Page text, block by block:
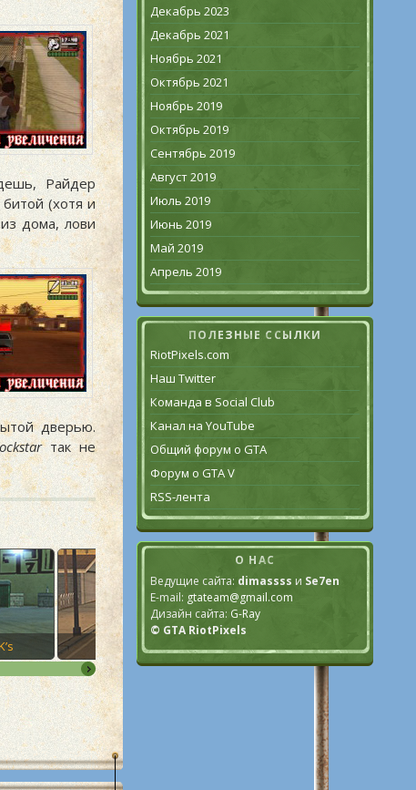
Райдер
(хотя и
дома, лови
дверью.
так не
8. Drive-By 9. Sweet’s Girl
Декабрь 2023
Декабрь 2021
Ноябрь 2021
Октябрь 2021
Ноябрь 2019
Октябрь 2019
Сентябрь 2019
Август 2019
Июль 2019
Июнь 2019
Май 2019
Апрель 2019
ПОЛЕЗНЫЕ ССЫЛКИ
RiotPixels.com
Наш Twitter
Команда в Social Club
Канал на YouTube
Общий форум о GTA
Форум о GTA V
RSS-лента
О НАС
Ведущие сайта: dimassss и Se7en
E-mail: gtateam@gmail.com
Дизайн сайта: G-Ray
© GTA RiotPixels